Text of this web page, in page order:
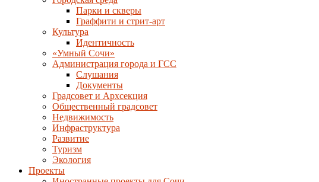
Парки и скверы
Граффити и стрит-арт
Культура
Идентичность
«Умный Сочи»
Администрация города и ГСС
Слушания
Документы
Градсовет и Архсекция
Общественный градсовет
Недвижимость
Инфраструктура
Развитие
Туризм
Экология
Проекты